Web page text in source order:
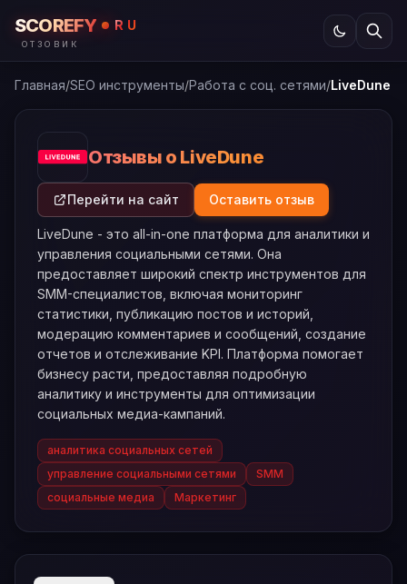
SCOREFY RU
ОТЗОВИК
Главная/SEO инструменты/Работа с соц. сетями/LiveDune
Отзывы о LiveDune
Перейти на сайт Оставить отзыв
LiveDune - это all-in-one платформа для аналитики и
управления социальными сетями. Она
предоставляет широкий спектр инструментов для
SMM-специалистов, включая мониторинг
статистики, публикацию постов и историй,
модерацию комментариев и сообщений, создание
отчетов и отслеживание KPI. Платформа помогает
бизнесу расти, предоставляя подробную
аналитику и инструменты для оптимизации
социальных медиа-кампаний.
аналитика социальных сетей
управление социальными сетями
SMM
социальные медиа
Маркетинг